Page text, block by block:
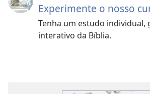
Experimente o nosso
Tenha um estudo individual,
interativo da Bíblia.